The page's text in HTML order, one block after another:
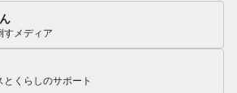
すメディア
くらしのサポート